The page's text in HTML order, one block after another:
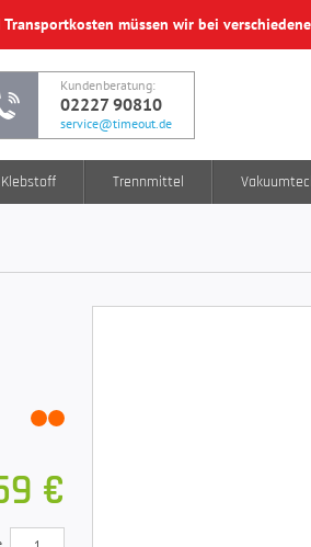
müssen wir bei
Kundenberatung:
02227 90810
service@timeout.de
Trennmittel
€